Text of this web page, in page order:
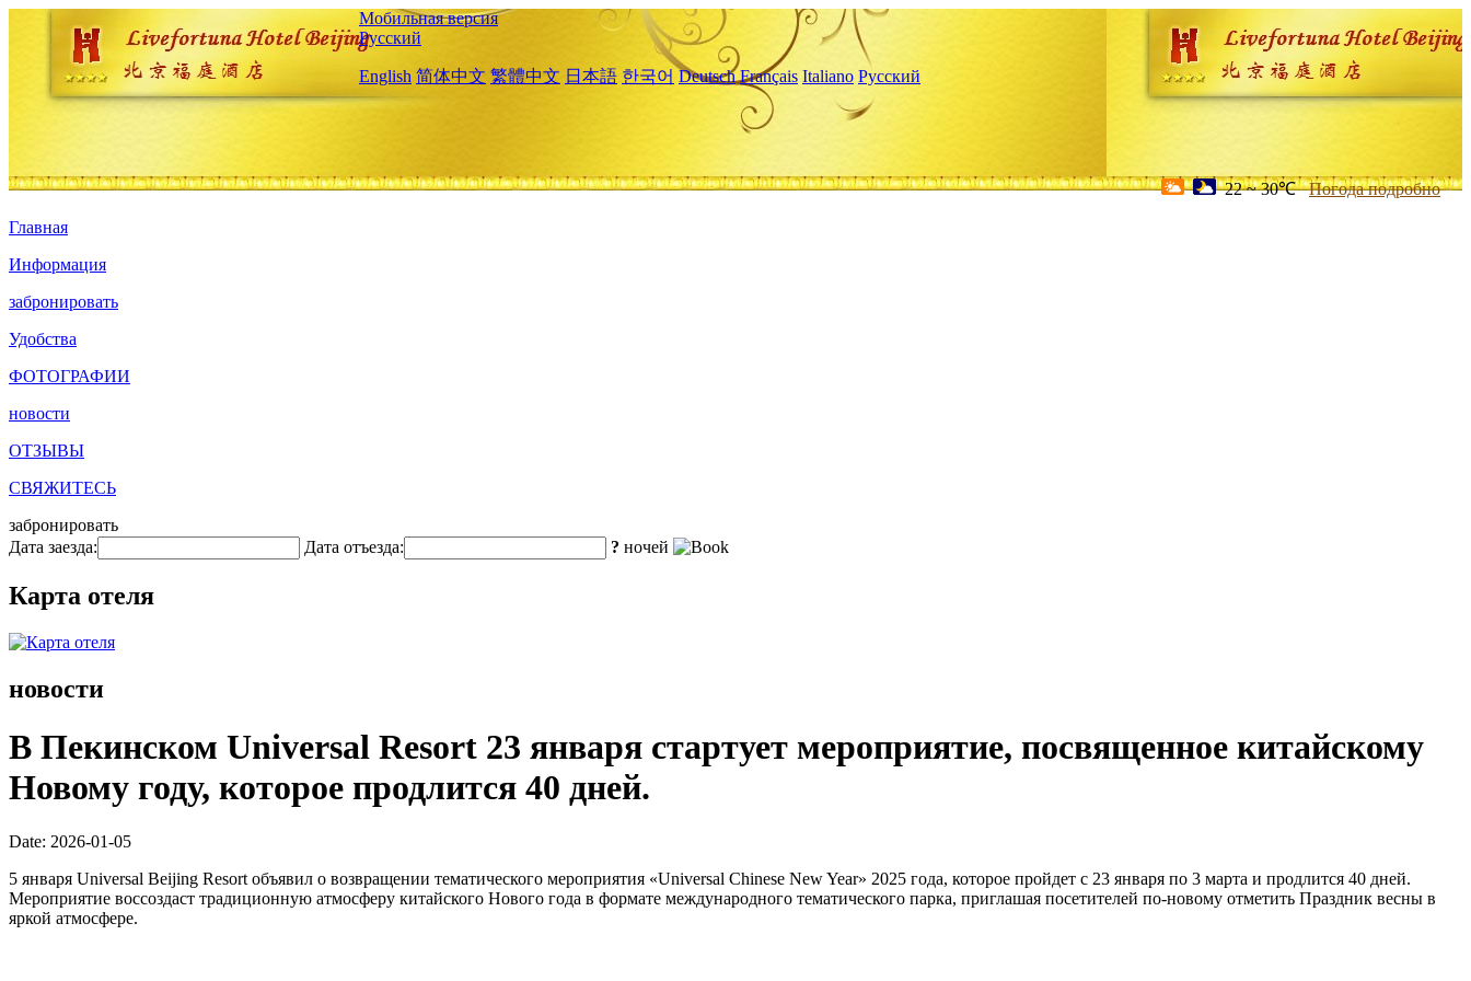
Мобильная версия
Русский
English 简体中文 繁體中文 日本語 한국어 Deutsch Français Italiano Русский
22 ~ 30℃ Погода подробно
Главная
Информация
забронировать
Удобства
ФОТОГРАФИИ
новости
ОТЗЫВЫ
СВЯЖИТЕСЬ
забронировать
Дата заезда:
Дата отъезда: ? ночей
Карта отеля
новости
В Пекинском Universal Resort 23 января стартует мероприятие, посвященное китайскому
Новому году, которое продлится 40 дней.
Date: 2026-01-05
5 января Universal Beijing Resort объявил о возвращении тематического мероприятия «Universal Chinese New Year» 2025 года, которое пройдет с 23 января по 3 марта и продлится 40 дней.
Мероприятие воссоздаст традиционную атмосферу китайского Нового года в формате международного тематического парка, приглашая посетителей по-новому отметить Праздник весны в
яркой атмосфере.